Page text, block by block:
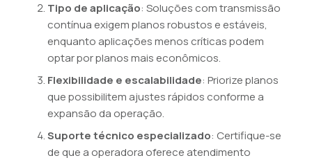
Tipo de aplicação: Soluções com transmissão
contínua exigem planos robustos e estáveis,
enquanto aplicações menos críticas podem
optar por planos mais econômicos.
Flexibilidade e escalabilidade: Priorize planos
que possibilitem ajustes rápidos conforme a
expansão da operação.
Suporte técnico especializado: Certifique-se
de que a operadora oferece atendimento